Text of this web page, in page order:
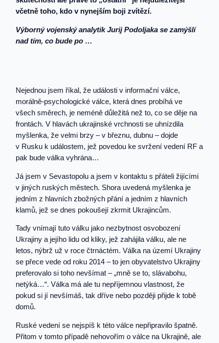
včetně toho, kdo v nynejším boji zvítězí.
Výborný vojenský analytik Jurij Podoljaka se zamýšlí
nad tím, co bude po …
Nejednou jsem říkal, že události v informační válce,
morálně-psychologické válce, která dnes probíhá ve
všech směrech, je neméně důležitá než to, co se děje na
frontách. V hlavách ukrajinské vrchnosti se uhnízdila
myšlenka, že velmi brzy – v březnu, dubnu – dojde
v Rusku k událostem, jež povedou ke svržení vedení RF a
pak bude válka vyhrána…
Já jsem v Sevastopolu a jsem v kontaktu s přáteli žijícími
v jiných ruských městech. Shora uvedená myšlenka je
jedním z hlavních zbožných přání a jedním z hlavních
klamů, jež se dnes pokoušejí zkrmit Ukrajincům.
Tady vnímají tuto válku jako nezbytnost osvobození
Ukrajiny a jejího lidu od kliky, jež zahájila válku, ale ne
letos, nýbrž už v roce čtrnáctém. Válka na území Ukrajiny
se přece vede od roku 2014 – to jen obyvatelstvo Ukrajiny
preferovalo si toho nevšímat – „mně se to, slávabohu,
netýká…“. Válka má ale tu nepříjemnou vlastnost, že
pokud si jí nevšímáš, tak dříve nebo později přijde k tobě
domů.
Ruské vedení se nejspíš k této válce nepřipravilo špatně.
Přitom v tomto případě nehovořím o válce na Ukrajině, ale